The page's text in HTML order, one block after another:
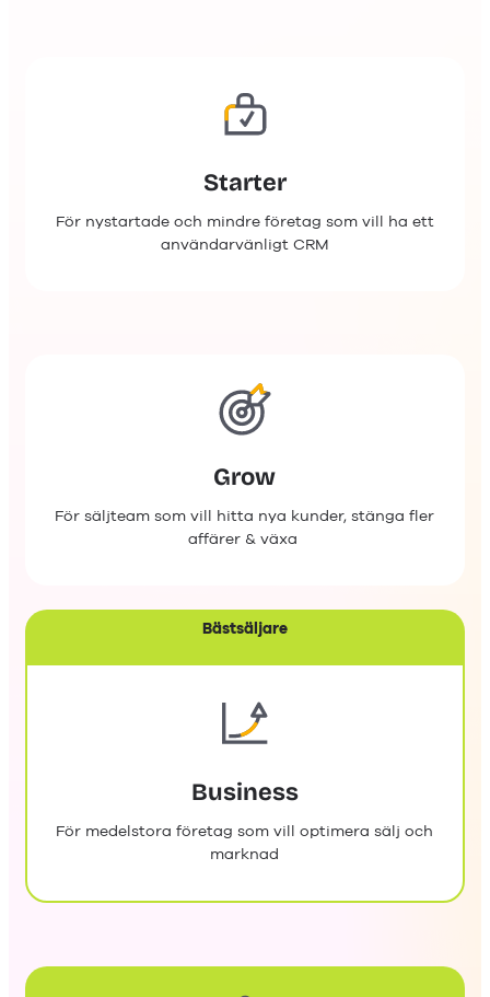
Starter
För nystartade och mindre företag som vill ha ett
användarvänligt CRM
Grow
För säljteam som vill hitta nya kunder, stänga fler
affärer & växa
Bästsäljare
Business
För medelstora företag som vill optimera sälj och
marknad